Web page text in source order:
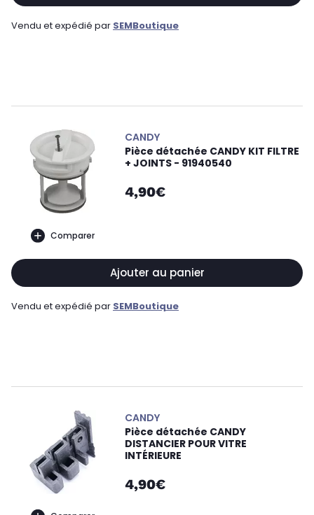
Vendu et expédié par SEMBoutique
Comparer
CANDY
Pièce détachée CANDY KIT FILTRE
+ JOINTS - 91940540
4,90€
Ajouter au panier
Vendu et expédié par SEMBoutique
CANDY
Pièce détachée CANDY
DISTANCIER POUR VITRE
INTÉRIEURE
4,90€